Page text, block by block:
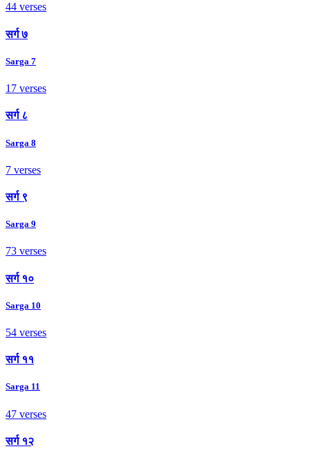
44 verses
सर्ग ७
Sarga 7
17 verses
सर्ग ८
Sarga 8
7 verses
सर्ग ९
Sarga 9
73 verses
सर्ग १०
Sarga 10
54 verses
सर्ग ११
Sarga 11
47 verses
सर्ग १२